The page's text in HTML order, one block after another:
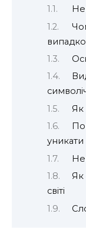
Як
уникати
Як
світі